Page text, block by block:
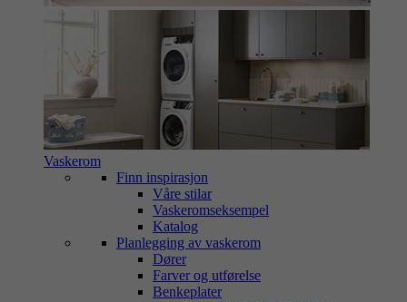
Vaskerom
Finn inspirasjon
Våre stilar
Vaskeromseksempel
Katalog
Planlegging av vaskerom
Dører
Farver og utførelse
Benkeplater